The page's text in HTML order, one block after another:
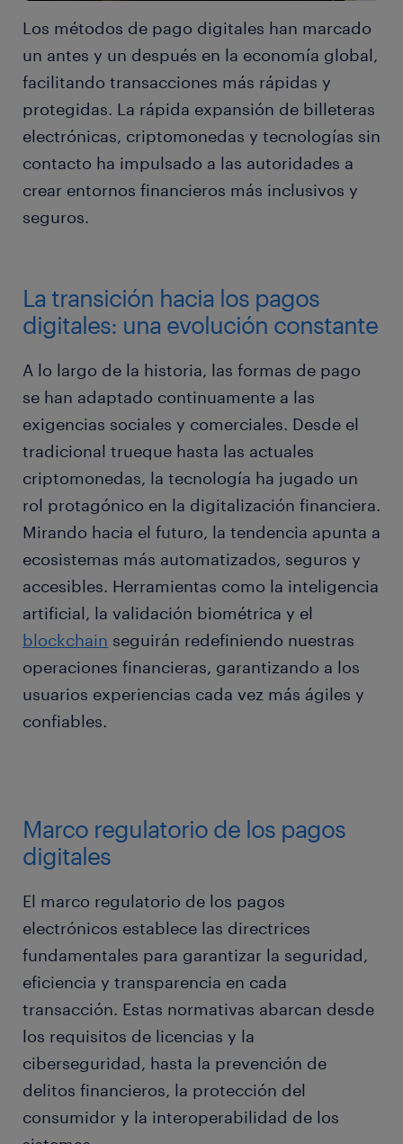
Los métodos de pago digitales han marcado
un antes y un después en la economía global,
facilitando transacciones más rápidas y
protegidas. La rápida expansión de billeteras
electrónicas, criptomonedas y tecnologías sin
contacto ha impulsado a las autoridades a
crear entornos financieros más inclusivos y
seguros.
La transición hacia los pagos
digitales: una evolución constante
A lo largo de la historia, las formas de pago
se han adaptado continuamente a las
exigencias sociales y comerciales. Desde el
tradicional trueque hasta las actuales
criptomonedas, la tecnología ha jugado un
rol protagónico en la digitalización financiera.
Mirando hacia el futuro, la tendencia apunta a
ecosistemas más automatizados, seguros y
accesibles. Herramientas como la inteligencia
artificial, la validación biométrica y el
blockchain seguirán redefiniendo nuestras
operaciones financieras, garantizando a los
usuarios experiencias cada vez más ágiles y
confiables.
Marco regulatorio de los pagos
digitales
El marco regulatorio de los pagos
electrónicos establece las directrices
fundamentales para garantizar la seguridad,
eficiencia y transparencia en cada
transacción. Estas normativas abarcan desde
los requisitos de licencias y la
ciberseguridad, hasta la prevención de
delitos financieros, la protección del
consumidor y la interoperabilidad de los